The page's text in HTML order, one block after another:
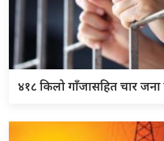
४१८ किलो गाँजासहित चार जना